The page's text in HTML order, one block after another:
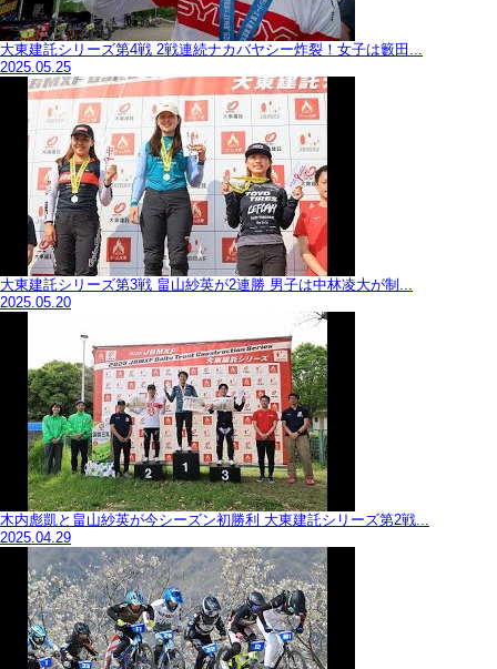
大東建託シリーズ第4戦 2戦連続ナカバヤシー炸裂！女子は籔田...
2025.05.25
大東建託シリーズ第3戦 畠山紗英が2連勝 男子は中林凌大が制...
2025.05.20
木内彪凱と畠山紗英が今シーズン初勝利 大東建託シリーズ第2戦...
2025.04.29